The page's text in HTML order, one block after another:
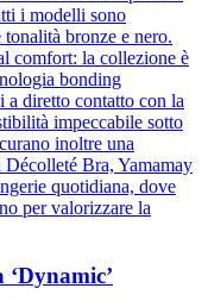
i modelli sono
bronze e nero.
comfort: la collezione è
bonding
a diretto contatto con la
impeccabile sotto
inoltre una
Décolleté Bra, Yamamay
quotidiana, dove
per valorizzare la